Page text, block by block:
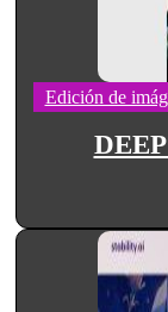
Edición de